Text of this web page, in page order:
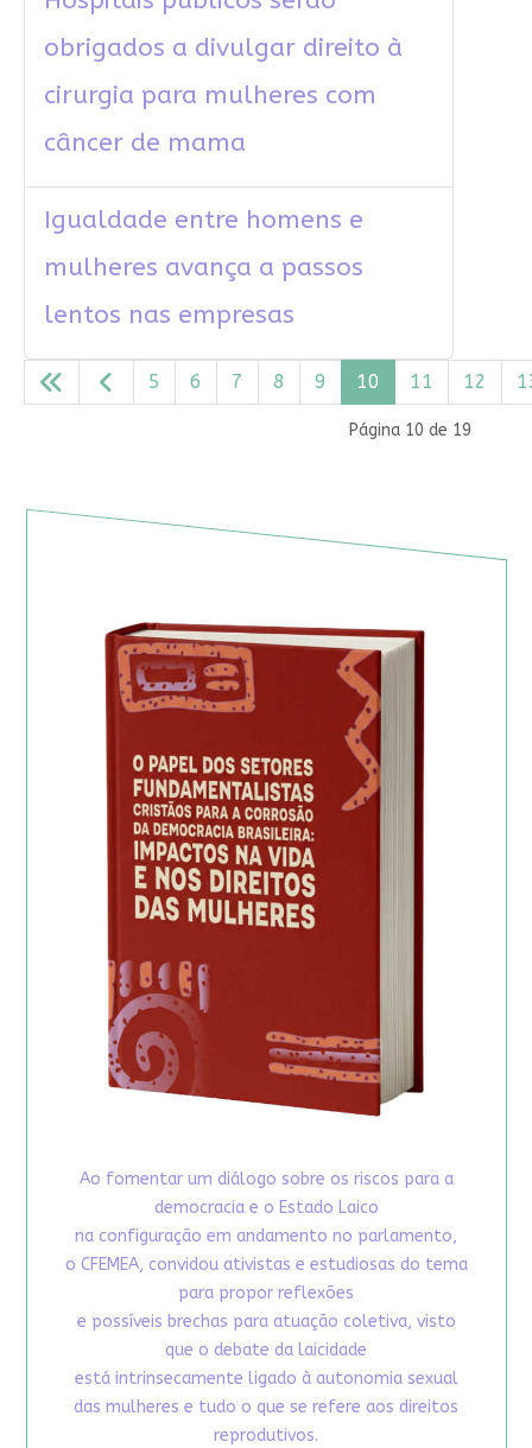
obrigados a divulgar direito à
cirurgia para mulheres com
câncer de mama
Igualdade entre homens e
mulheres avança a passos
lentos nas empresas
Página 10 de 19
5 6 7 8 9 10 11 12
Ao fomentar um diálogo sobre os riscos para a
democracia e o Estado Laico
na configuração em andamento no parlamento,
o CFEMEA, convidou ativistas e estudiosas do tema
para propor reflexões
e possíveis brechas para atuação coletiva, visto
que o debate da laicidade
está intrinsecamente ligado à autonomia sexual
das mulheres e tudo o que se refere aos direitos
reprodutivos.